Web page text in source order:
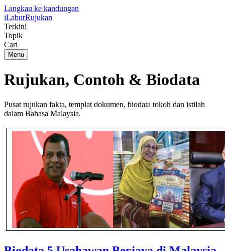
Langkau ke kandungan
iLaburRujukan
Terkini
Topik
Cari
Menu
Rujukan, Contoh & Biodata
Pusat rujukan fakta, templat dokumen, biodata tokoh dan istilah
dalam Bahasa Malaysia.